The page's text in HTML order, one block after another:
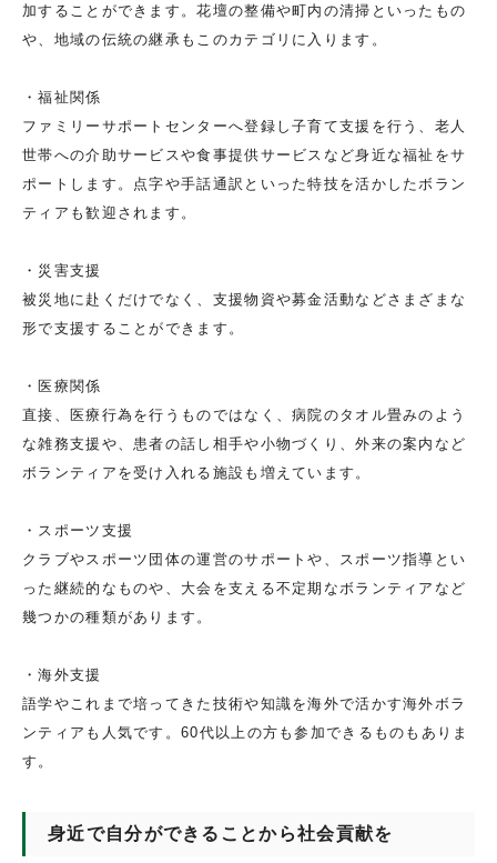
加することができます。花壇の整備や町内の清掃といったもの
や、地域の伝統の継承もこのカテゴリに入ります。
・福祉関係
ファミリーサポートセンターへ登録し子育て支援を行う、老人
世帯への介助サービスや食事提供サービスなど身近な福祉をサ
ポートします。点字や手話通訳といった特技を活かしたボラン
ティアも歓迎されます。
・災害支援
被災地に赴くだけでなく、支援物資や募金活動などさまざまな
形で支援することができます。
・医療関係
直接、医療行為を行うものではなく、病院のタオル畳みのよう
な雑務支援や、患者の話し相手や小物づくり、外来の案内など
ボランティアを受け入れる施設も増えています。
・スポーツ支援
クラブやスポーツ団体の運営のサポートや、スポーツ指導とい
った継続的なものや、大会を支える不定期なボランティアなど
幾つかの種類があります。
・海外支援
語学やこれまで培ってきた技術や知識を海外で活かす海外ボラ
ンティアも人気です。60代以上の方も参加できるものもありま
す。
身近で自分ができることから社会貢献を